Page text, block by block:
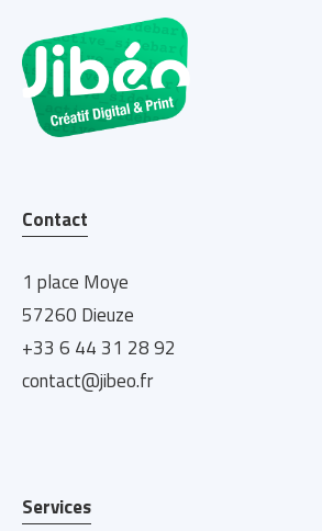
Contact
1 place Moye
57260 Dieuze
+33 6 44 31 28 92
contact@jibeo.fr
Services